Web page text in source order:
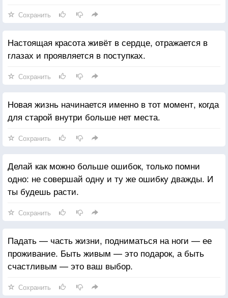
Сохранить
Настоящая красота живёт в сердце, отражается в
глазах и проявляется в поступках.
Сохранить
Новая жизнь начинается именно в тот момент, когда
для старой внутри больше нет места.
Сохранить
Делай как можно больше ошибок, только помни
одно: не совершай одну и ту же ошибку дважды. И
ты будешь расти.
Сохранить
Падать — часть жизни, подниматься на ноги — ее
проживание. Быть живым — это подарок, а быть
счастливым — это ваш выбор.
Сохранить